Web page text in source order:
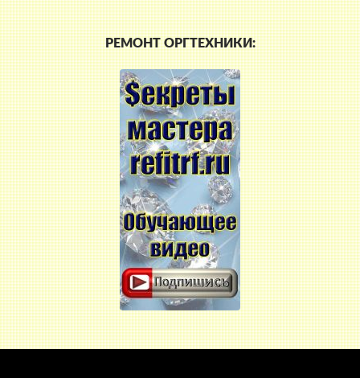
РЕМОНТ ОРГТЕХНИКИ: